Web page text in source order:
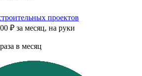
проектов
₽ за месяц, на руки
в месяц